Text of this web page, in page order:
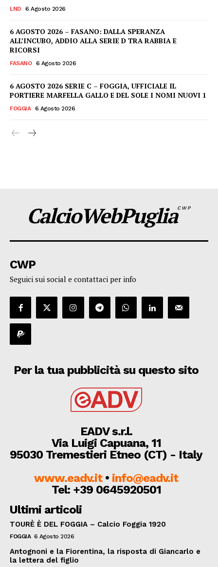
LND 6 Agosto 2026
6 AGOSTO 2026 – FASANO: DALLA SPERANZA
ALL’INCUBO, ADDIO ALLA SERIE D TRA RABBIA E
RICORSI
FASANO 6 Agosto 2026
6 AGOSTO 2026 SERIE C – FOGGIA, UFFICIALE IL
PORTIERE MARFELLA GALLO E DEL SOLE I NOMI NUOVI 1
FOGGIA 6 Agosto 2026
CalcioWebPugliaCWP
CWP
Seguici sui social e contattaci per info
Per la tua pubblicità su questo sito
EADV s.r.l.
Via Luigi Capuana, 11
95030 Tremestieri Etneo (CT) - Italy
www.eadv.it• info@eadv.it
Tel: +39 0645920501
Ultimi articoli
TOURÈ È DEL FOGGIA – Calcio Foggia 1920
FOGGIA 6 Agosto 2026
Antognoni e la Fiorentina, la risposta di Giancarlo e
la lettera del figlio